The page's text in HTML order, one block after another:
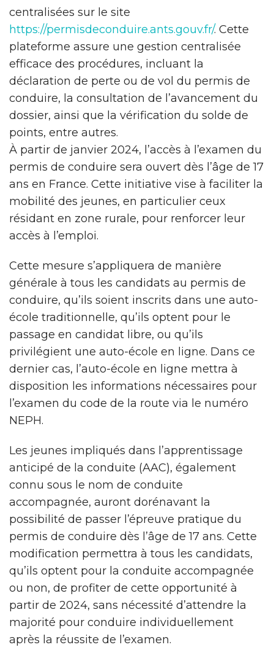
centralisées sur le site
https://permisdeconduire.ants.gouv.fr/. Cette
plateforme assure une gestion centralisée
efficace des procédures, incluant la
déclaration de perte ou de vol du permis de
conduire, la consultation de l’avancement du
dossier, ainsi que la vérification du solde de
points, entre autres.
À partir de janvier 2024, l’accès à l’examen du
permis de conduire sera ouvert dès l’âge de 17
ans en France. Cette initiative vise à faciliter la
mobilité des jeunes, en particulier ceux
résidant en zone rurale, pour renforcer leur
accès à l’emploi.
Cette mesure s’appliquera de manière
générale à tous les candidats au permis de
conduire, qu’ils soient inscrits dans une auto-
école traditionnelle, qu’ils optent pour le
passage en candidat libre, ou qu’ils
privilégient une auto-école en ligne. Dans ce
dernier cas, l’auto-école en ligne mettra à
disposition les informations nécessaires pour
l’examen du code de la route via le numéro
NEPH.
Les jeunes impliqués dans l’apprentissage
anticipé de la conduite (AAC), également
connu sous le nom de conduite
accompagnée, auront dorénavant la
possibilité de passer l’épreuve pratique du
permis de conduire dès l’âge de 17 ans. Cette
modification permettra à tous les candidats,
qu’ils optent pour la conduite accompagnée
ou non, de profiter de cette opportunité à
partir de 2024, sans nécessité d’attendre la
majorité pour conduire individuellement
après la réussite de l’examen.